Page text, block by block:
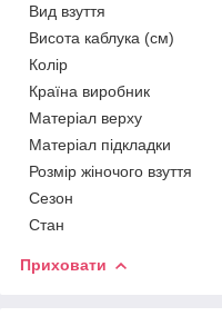
Вид взуття
Висота каблука (см)
Колір
Країна виробник
Матеріал верху
Матеріал підкладки
Розмір жіночого взуття
Сезон
Стан
Приховати